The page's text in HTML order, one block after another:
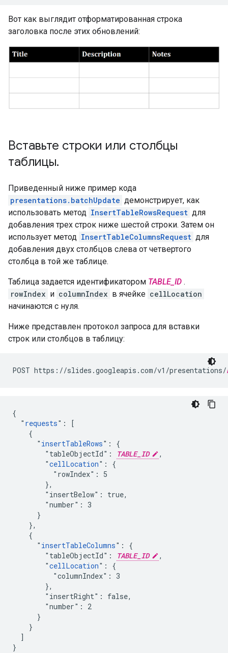
Вот как выглядит отформатированная строка
заголовка после этих обновлений:
Вставьте строки или столбцы
таблицы.
Приведенный ниже пример кода
presentations.batchUpdate демонстрирует, как
использовать метод InsertTableRowsRequest для
добавления трех строк ниже шестой строки. Затем он
использует метод InsertTableColumnsRequest для
добавления двух столбцов слева от четвертого
столбца в той же таблице.
Таблица задается идентификатором TABLE_ID .
rowIndex и columnIndex в ячейке cellLocation
начинаются с нуля.
Ниже представлен протокол запроса для вставки
строк или столбцов в таблицу:
POST https://slides.googleapis.com/v1/presentations/
{
  "
requests": [
    {
      "
insertTableRows": {
        "tableObjectId":
TABLE_ID
,
        "
cellLocation": {
          "rowIndex": 5
        },
        "insertBelow": true,
        "number": 3
      }
    },
    {
      "
insertTableColumns": {
        "tableObjectId":
TABLE_ID
,
        "
cellLocation": {
          "columnIndex": 3
        },
        "insertRight": false,
        "number": 2
      }
    }
  ]
}